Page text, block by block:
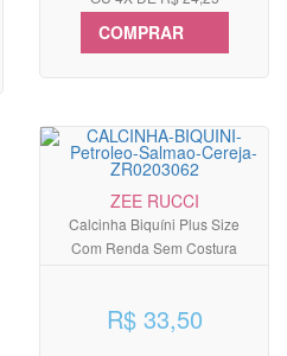
COMPRAR
ZEE RUCCI
Calcinha Biquíni Plus Size
Com Renda Sem Costura
R$ 33,50